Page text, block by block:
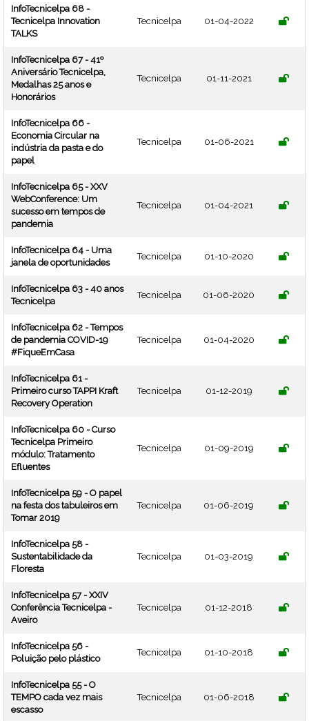
InfoTecnicelpa 68 -
Tecnicelpa Innovation
TALKS
Tecnicelpa 01-04-2022
InfoTecnicelpa 67 - 41º
Aniversário Tecnicelpa,
Medalhas 25 anos e
Honorários
Tecnicelpa 01-11-2021
InfoTecnicelpa 66 -
Economia Circular na
indústria da pasta e do
papel
Tecnicelpa 01-06-2021
InfoTecnicelpa 65 - XXV
WebConference: Um
sucesso em tempos de
pandemia
Tecnicelpa 01-04-2021
InfoTecnicelpa 64 - Uma
janela de oportunidades
Tecnicelpa 01-10-2020
InfoTecnicelpa 63 - 40 anos
Tecnicelpa
Tecnicelpa 01-06-2020
InfoTecnicelpa 62 - Tempos
de pandemia COVID-19
#FiqueEmCasa
Tecnicelpa 01-04-2020
InfoTecnicelpa 61 -
Primeiro curso TAPPI Kraft
Recovery Operation
Tecnicelpa 01-12-2019
InfoTecnicelpa 60 - Curso
Tecnicelpa Primeiro
módulo: Tratamento
Efluentes
Tecnicelpa 01-09-2019
InfoTecnicelpa 59 - O papel
na festa dos tabuleiros em
Tomar 2019
Tecnicelpa 01-06-2019
InfoTecnicelpa 58 -
Sustentabilidade da
Floresta
Tecnicelpa 01-03-2019
InfoTecnicelpa 57 - XXIV
Conferência Tecnicelpa -
Aveiro
Tecnicelpa 01-12-2018
InfoTecnicelpa 56 -
Poluição pelo plástico
Tecnicelpa 01-10-2018
InfoTecnicelpa 55 - O
TEMPO cada vez mais
escasso
Tecnicelpa 01-06-2018